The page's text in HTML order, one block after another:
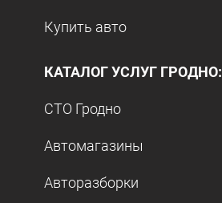
Купить авто
КАТАЛОГ УСЛУГ ГРОДНО:
СТО Гродно
Автомагазины
Авторазборки